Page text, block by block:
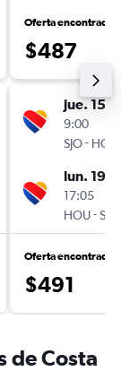
Oferta encontrada
$487
jue. 15/
9:00
SJO- HOU
lun. 19/
17:05
HOU-SJO
Oferta encontrada
$491
de Costa